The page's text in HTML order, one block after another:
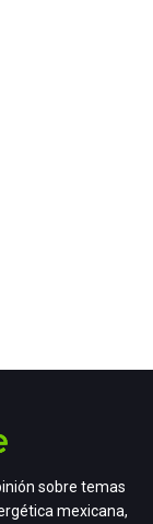
sobre temas
mexicana,